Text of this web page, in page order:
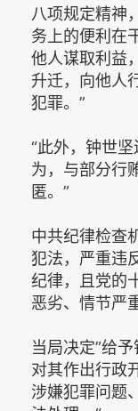
八项规定精神
务上的便利在
他人谋取利益
升迁，向他人
犯罪。”
“此外，钟世
为，与部分行
匿。”
中共纪律检查
犯法，严重违
纪律，且党的
恶劣、情节严
当局决定”给
对其作出行政
涉嫌犯罪问题